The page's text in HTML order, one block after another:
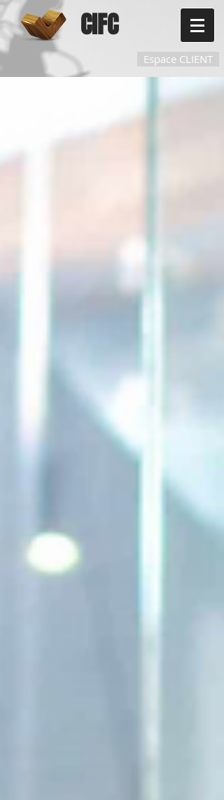
CIFC
Espace CLIENT